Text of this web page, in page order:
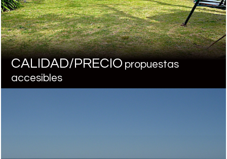
CALIDAD/PRECIO propuestas
accesibles